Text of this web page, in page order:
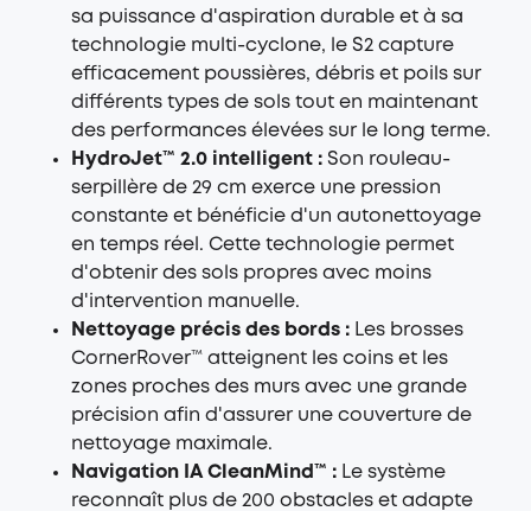
sa puissance d'aspiration durable et à sa
technologie multi-cyclone, le S2 capture
efficacement poussières, débris et poils sur
différents types de sols tout en maintenant
des performances élevées sur le long terme.
HydroJet™ 2.0 intelligent : Son rouleau-
serpillère de 29 cm exerce une pression
constante et bénéficie d'un autonettoyage
en temps réel. Cette technologie permet
d'obtenir des sols propres avec moins
d'intervention manuelle.
Nettoyage précis des bords : Les brosses
CornerRover™ atteignent les coins et les
zones proches des murs avec une grande
précision afin d'assurer une couverture de
nettoyage maximale.
Navigation IA CleanMind™ : Le système
reconnaît plus de 200 obstacles et adapte